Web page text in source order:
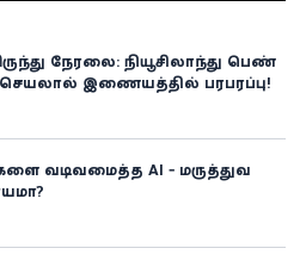
நேரலை: நியூசிலாந்து பெண்
செயலால் இணையத்தில் பரபரப்பு!
வடிவமைத்த AI - மருத்துவ